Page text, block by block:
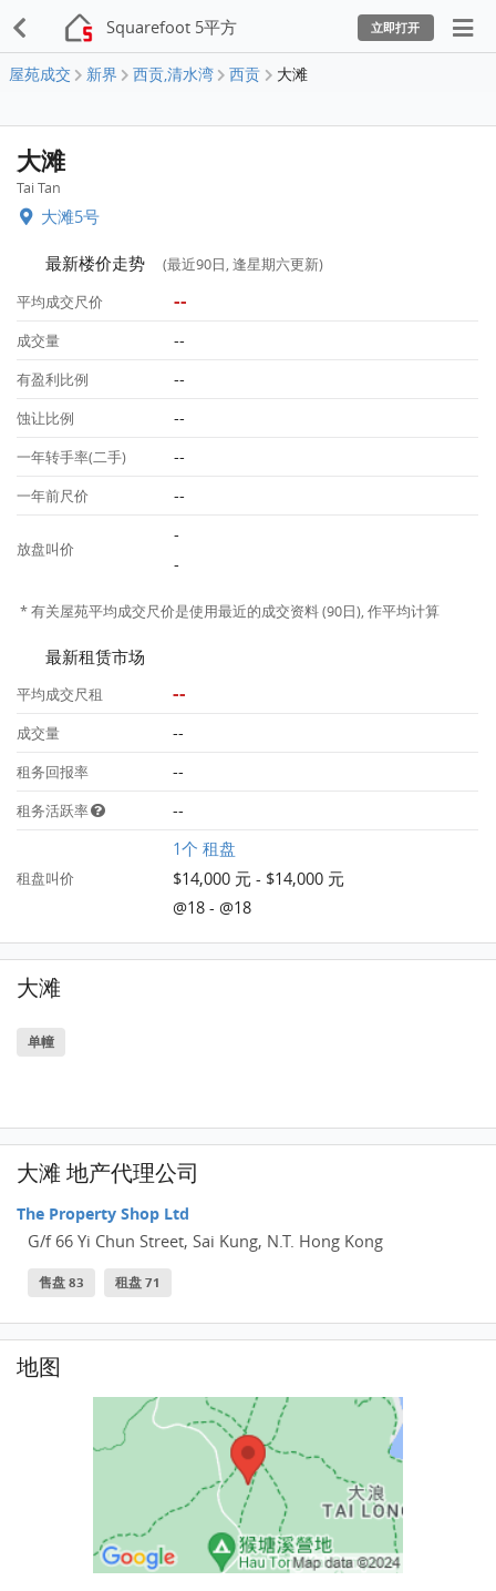
Squarefoot 5平方 立即打开
屋苑成交 新界 西贡,清水湾 西贡 大滩
大滩
Tai Tan
大滩5号
最新楼价走势
(最近90日, 逢星期六更新)
平均成交尺价
--
成交量 --
有盈利比例 --
蚀让比例 --
一年转手率(二手) --
一年前尺价 --
放盘叫价
-
-
* 有关屋苑平均成交尺价是使用最近的成交资料 (90日), 作平均计算
最新租赁市场
平均成交尺租 --
成交量 --
租务回报率 --
租务活跃率 --
租盘叫价
1个 租盘
$14,000 元 - $14,000 元
@18 - @18
大滩
单幢
大滩 地产代理公司
The Property Shop Ltd
G/f 66 Yi Chun Street, Sai Kung, N.T. Hong Kong
售盘 83 租盘 71
地图